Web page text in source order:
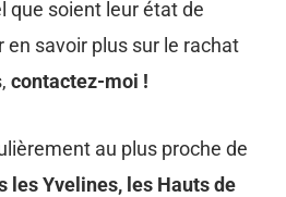
que soient leur état de
en savoir plus sur le rachat
contactez-moi !
au plus proche de
les Yvelines, les Hauts de